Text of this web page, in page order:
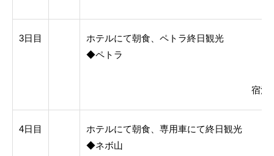
3日目
ホテルにて朝食、ペトラ終日観光
◆ペトラ
宿泊
4日目
ホテルにて朝食、専用車にて終日観光
◆ネボ山